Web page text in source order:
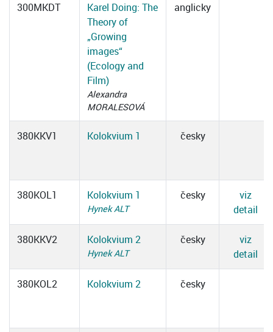
300MKDT
Karel Doing: The
Theory of
„Growing
images“
(Ecology and
Film)
Alexandra
MORALESOVÁ
anglicky
380KKV1 Kolokvium 1 česky
380KOL1 Kolokvium 1
Hynek ALT
česky
viz
detail
380KKV2 Kolokvium 2
Hynek ALT
česky
viz
detail
380KOL2 Kolokvium 2 česky